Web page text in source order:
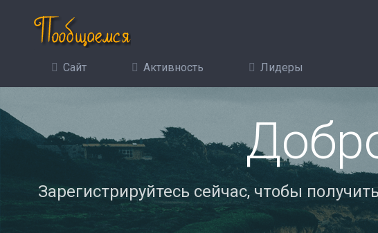
Сайт Активность Лидеры
Зарегистрируйтесь сейчас, чтобы